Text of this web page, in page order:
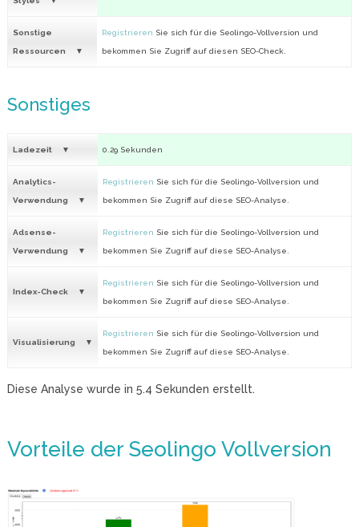
Sonstige
Ressourcen
Registrieren Sie sich für die Seolingo-Vollversion und
bekommen Sie Zugriff auf diesen SEO-Check.
Sonstiges
Ladezeit 0.29 Sekunden
Analytics-
Verwendung
Registrieren Sie sich für die Seolingo-Vollversion und
bekommen Sie Zugriff auf diese SEO-Analyse.
Adsense-
Verwendung
Registrieren Sie sich für die Seolingo-Vollversion und
bekommen Sie Zugriff auf diese SEO-Analyse.
Index-Check
Registrieren Sie sich für die Seolingo-Vollversion und
bekommen Sie Zugriff auf diese SEO-Analyse.
Visualisierung
Registrieren Sie sich für die Seolingo-Vollversion und
bekommen Sie Zugriff auf diese SEO-Analyse.
Diese Analyse wurde in 5.4 Sekunden erstellt.
Vorteile der Seolingo Vollversion